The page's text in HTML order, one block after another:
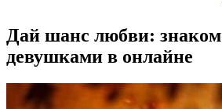
Дай шанс любви:
девушками в онлайне